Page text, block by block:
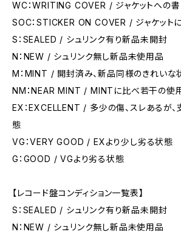
WC：WRITING COVER / ジャケットへの
SOC：STICKER ON COVER / ジャケット
S：SEALED / シュリンク有り新品未開封
N：NEW / シュリンク無し新品未使用品
M：MINT / 開封済み、新品同様のきれいな
NM：NEAR MINT / MINTに比べ若干の使
EX：EXCELLENT / 多少の傷、スレあるが
態
VG：VERY GOOD / EXより少し劣る状態
G：GOOD / VGより劣る状態
【レコード盤コンディション一覧表】
S：SEALED / シュリンク有り新品未開封
N：NEW / シュリンク無し新品未使用品